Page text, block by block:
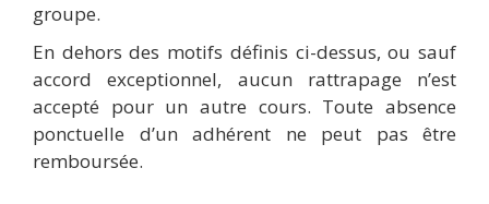
groupe.
En dehors des motifs définis ci-dessus, ou sauf
accord exceptionnel, aucun rattrapage n’est
accepté pour un autre cours. Toute absence
ponctuelle d’un adhérent ne peut pas être
remboursée.